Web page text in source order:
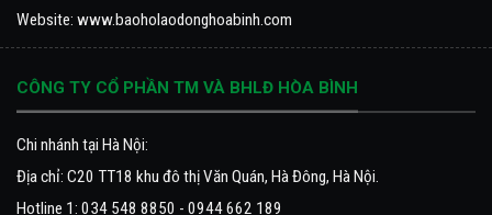
Website: www.baoholaodonghoabinh.com
CÔNG TY CỔ PHẦN TM VÀ BHLĐ HÒA BÌNH
Chi nhánh tại Hà Nội:
Địa chỉ: C20 TT18 khu đô thị Văn Quán, Hà Đông, Hà Nội.
Hotline 1: 034 548 8850 - 0944 662 189